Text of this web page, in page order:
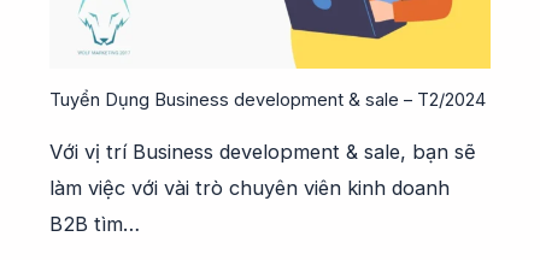
Tuyển Dụng Business development & sale – T2/2024
Với vị trí Business development & sale, bạn sẽ
làm việc với vài trò chuyên viên kinh doanh
B2B tìm…